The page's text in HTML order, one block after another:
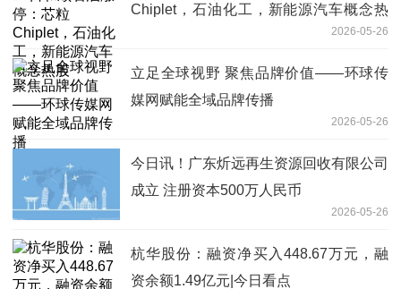
Chiplet，石油化工，新能源汽车概念热
2026-05-26
立足全球视野 聚焦品牌价值——环球传
媒网赋能全域品牌传播
2026-05-26
今日讯！广东炘远再生资源回收有限公司
成立 注册资本500万人民币
2026-05-26
杭华股份：融资净买入448.67万元，融
资余额1.49亿元|今日看点